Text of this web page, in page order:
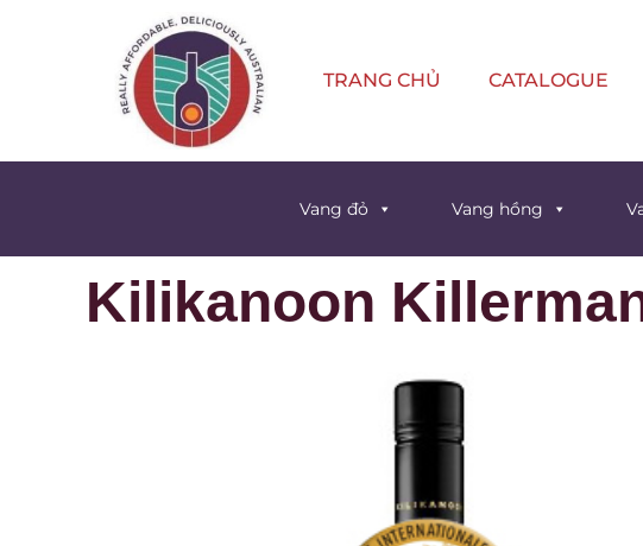
TRANG CHỦ CATALOGUE
Vang đỏ Vang hồng
Kilikanoon